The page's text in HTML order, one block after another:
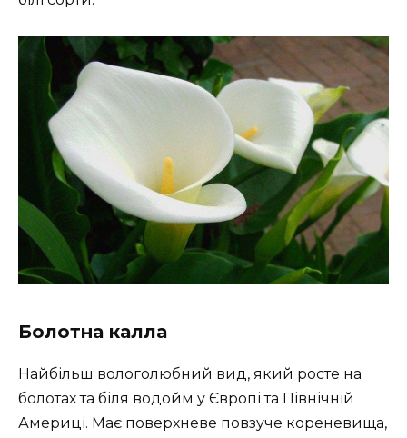
Болотна калла
Найбільш вологолюбний вид, який росте на
болотах та біля водойм у Європі та Північній
Америці. Має поверхневе повзуче кореневища,